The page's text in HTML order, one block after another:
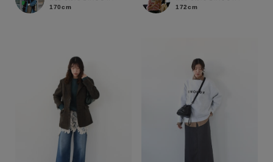
170cm
172cm